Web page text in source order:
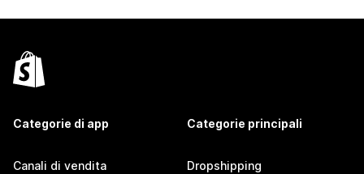
Categorie di app
Canali di vendita
Categorie principali
Dropshipping